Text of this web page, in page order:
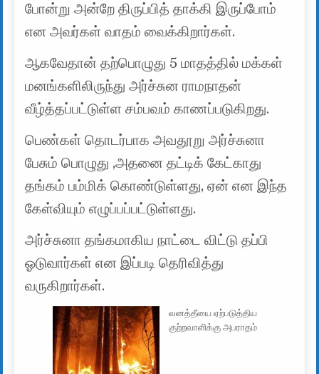
போன்று அன்றே திருப்பித் தாக்கி இருப்போம்
என அவர்கள் வாதம் வைக்கிறார்கள்.
ஆகவேதான் தற்பொழுது 5 மாதத்தில் மக்கள்
மனங்களிலிருந்து அர்ச்சுன ராமநாதன்
வீழ்த்தப்பட்டுள்ள சம்பவம் காணப்படுகிறது.
பெண்கள் தொடர்பாக அவதூறு அர்ச்சுனா
பேசும் பொழுது ,அதனை தட்டிக் கேட்காது
தங்கம் பம்மிக் கொண்டுள்ளது, ஏன் என இந்த
கேள்வியும் எழுப்பப்பட்டுள்ளது.
அர்ச்சுனா தங்கமாகிய நாட்டை விட்டு தப்பி
ஓடுவார்கள் என இப்படி தெரிவித்து
வருகிறார்கள்.
வனத்தீயை ஏற்படுத்திய
குற்றவாளிக்கு அபராதம்